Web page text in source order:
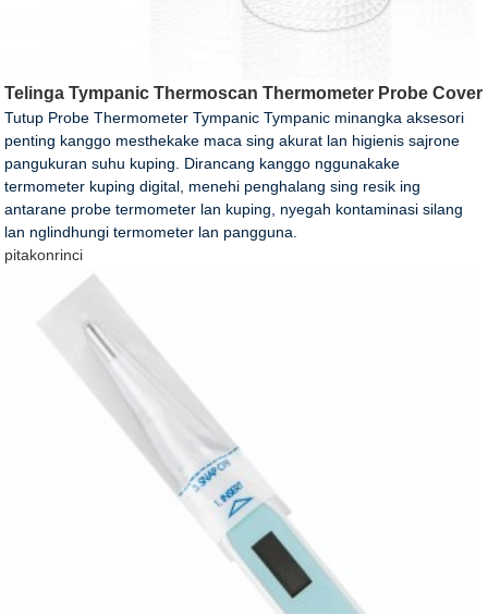
Telinga Tympanic Thermoscan Thermometer Probe Cover
Tutup Probe Thermometer Tympanic Tympanic minangka aksesori
penting kanggo mesthekake maca sing akurat lan higienis sajrone
pangukuran suhu kuping. Dirancang kanggo nggunakake
termometer kuping digital, menehi penghalang sing resik ing
antarane probe termometer lan kuping, nyegah kontaminasi silang
lan nglindhungi termometer lan pangguna.
pitakonrinci